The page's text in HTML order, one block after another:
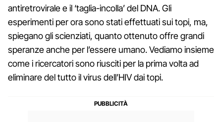
antiretrovirale e il ‘taglia-incolla’ del DNA. Gli
esperimenti per ora sono stati effettuati sui topi, ma,
spiegano gli scienziati, quanto ottenuto offre grandi
speranze anche per l’essere umano. Vediamo insieme
come i ricercatori sono riusciti per la prima volta ad
eliminare del tutto il virus dell’HIV dai topi.